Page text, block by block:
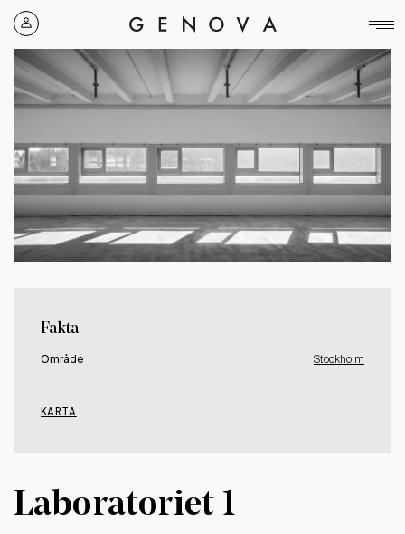
Genova
Property
Group
Fakta
Område Stockholm
KARTA
Laboratoriet 1